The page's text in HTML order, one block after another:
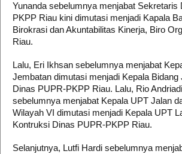
Yunanda sebelumnya menjabat Sekretaris
PKPP Riau kini dimutasi menjadi Kapala
Birokrasi dan Akuntabilitas Kinerja, Biro
Riau.
Lalu, Eri Ikhsan sebelumnya menjabat
Jembatan dimutasi menjadi Kepala
Dinas PUPR-PKPP Riau. Lalu, Rio
sebelumnya menjabat Kepala UPT Jalan
Wilayah VI dimutasi menjadi Kepala UPT
Kontruksi Dinas PUPR-PKPP Riau.
Selanjutnya, Lutfi Hardi sebelumnya